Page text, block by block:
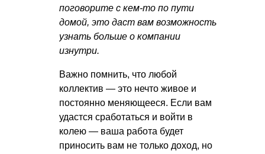
поговорите с кем-то по пути
домой, это даст вам возможность
узнать больше о компании
изнутри.
Важно помнить, что любой
коллектив — это нечто живое и
постоянно меняющееся. Если вам
удастся сработаться и войти в
колею — ваша работа будет
приносить вам не только доход, но